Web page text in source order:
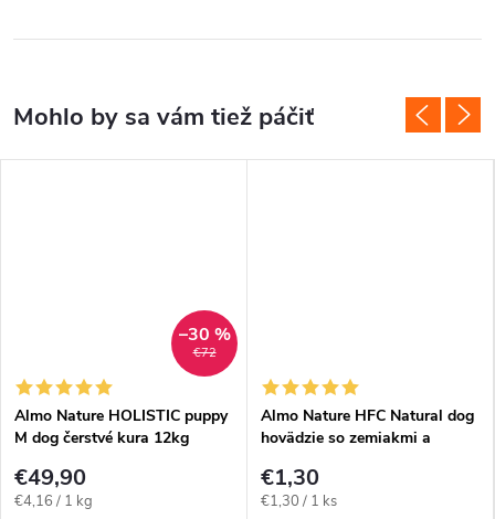
€72
–30 %
Almo Nature HOLISTIC puppy
M dog čerstvé kura 12kg
€49,90
Jednotková
€4,16 / 1 kg
Almo Nature HFC Natural dog
hovädzie so zemiakmi a
€1,30
Jednotková
€1,30 / 1 ks